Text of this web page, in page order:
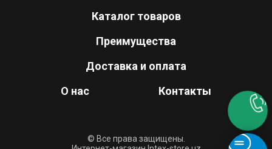
Каталог товаров
Преимущества
Доставка и оплата
О нас
Контакты
© Все права защищены.